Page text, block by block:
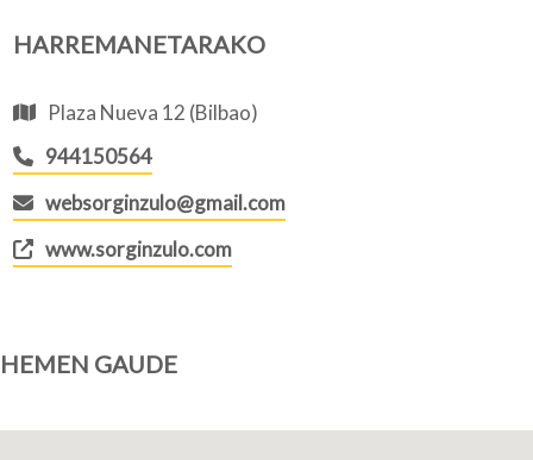
HARREMANETARAKO
Plaza Nueva 12 (Bilbao)
944150564
websorginzulo@gmail.com
www.sorginzulo.com
HEMEN GAUDE